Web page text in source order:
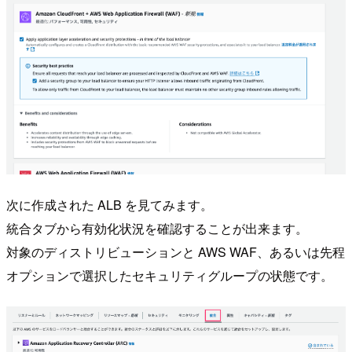
次に作成された ALB を見てみます。
統合タブから有効化状況を確認することが出来ます。
対象のディストリビューションと AWS WAF、あるいは先程
オプションで選択したセキュリティグループの状態です。